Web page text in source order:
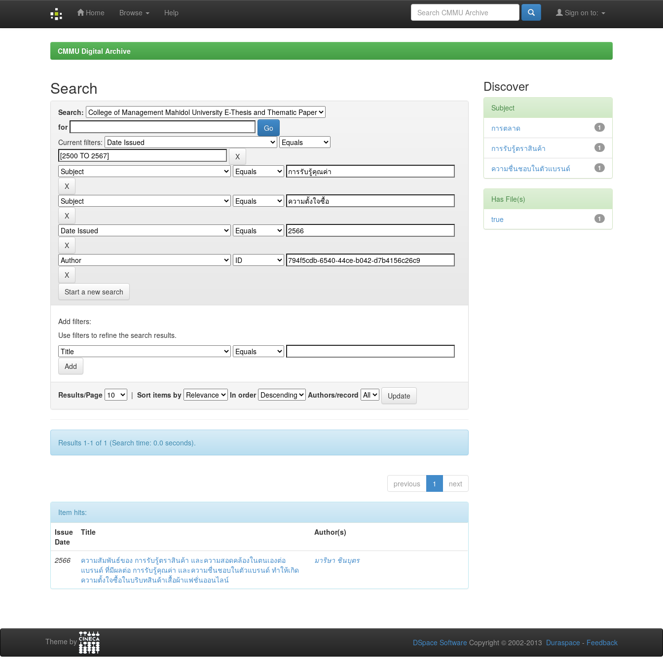
Home Browse Help Sign on to:
CMMU Digital Archive
Search
Search:
for
Current filters:
Start a new search
Add filters:
Use filters to refine the search results.
Results/Page | Sort items by In order Authors/record
Results 1-1 of 1 (Search time: 0.0 seconds).
previous 1 next
Item hits:
Issue
Date
Title Author(s)
2566
ความสัมพันธ์ของ การรับรู้ตราสินค้า และความสอดคล้องในตนเองต่อ
แบรนด์ ที่มีผลต่อ การรับรู้คุณค่า และความชื่นชอบในตัวแบรนด์ ทำให้เกิด
ความตั้งใจซื้อในบริบทสินค้าเสื้อผ้าแฟชั่นออนไลน์
มาริษา ชินบุตร
Discover
Subject
1
การตลาด
1
การรับรู้ตราสินค้า
1
ความชื่นชอบในตัวแบรนด์
Has File(s)
1
true
Theme by DSpace Software Copyright © 2002-2013 Duraspace - Feedback